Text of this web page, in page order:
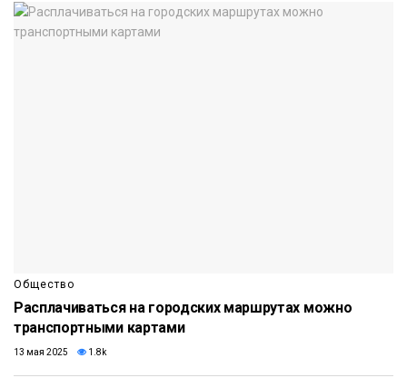
Общество
Расплачиваться на городских маршрутах можно
транспортными картами
13 мая 2025 1.8k